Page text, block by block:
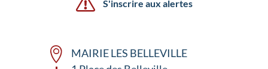
S'inscrire aux alertes
MAIRIE LES BELLEVILLE